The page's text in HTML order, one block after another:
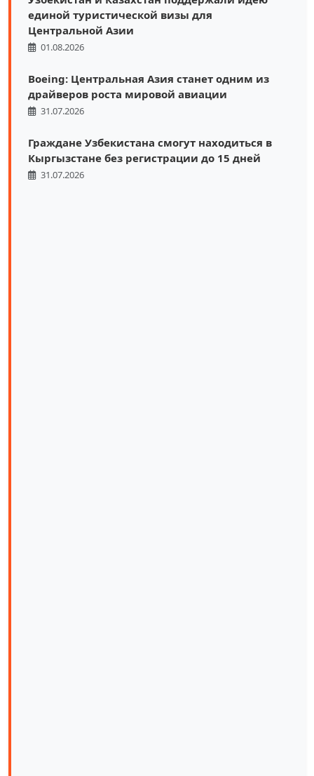
единой туристической визы для
Центральной Азии
01.08.2026
Boeing: Центральная Азия станет одним из
драйверов роста мировой авиации
31.07.2026
Граждане Узбекистана смогут находиться в
Кыргызстане без регистрации до 15 дней
31.07.2026